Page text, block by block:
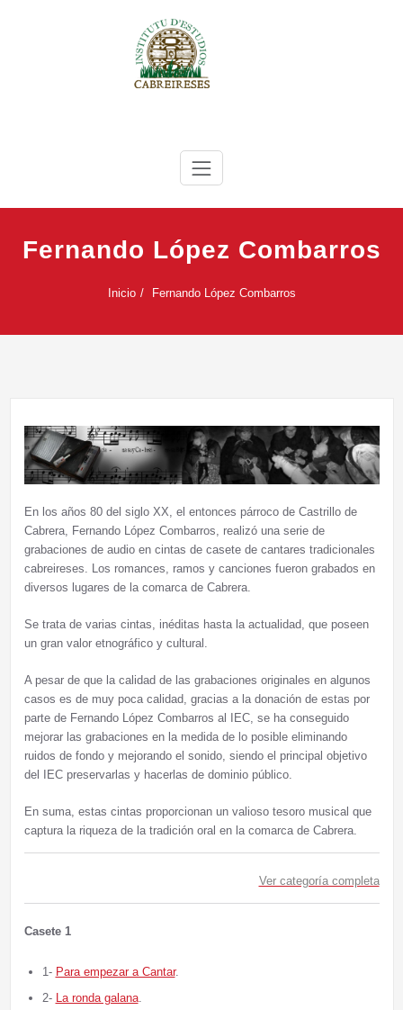
Instituto de Estudios Cabreireses
Fernando López Combarros
Inicio Fernando López Combarros
En los años 80 del siglo XX, el entonces párroco de Castrillo de
Cabrera, Fernando López Combarros, realizó una serie de
grabaciones de audio en cintas de casete de cantares tradicionales
cabreireses. Los romances, ramos y canciones fueron grabados en
diversos lugares de la comarca de Cabrera.
Se trata de varias cintas, inéditas hasta la actualidad, que poseen
un gran valor etnográfico y cultural.
A pesar de que la calidad de las grabaciones originales en algunos
casos es de muy poca calidad, gracias a la donación de estas por
parte de Fernando López Combarros al IEC, se ha conseguido
mejorar las grabaciones en la medida de lo posible eliminando
ruidos de fondo y mejorando el sonido, siendo el principal objetivo
del IEC preservarlas y hacerlas de dominio público.
En suma, estas cintas proporcionan un valioso tesoro musical que
captura la riqueza de la tradición oral en la comarca de Cabrera.
Ver categoría completa
Casete 1
1- Para empezar a Cantar.
2- La ronda galana.